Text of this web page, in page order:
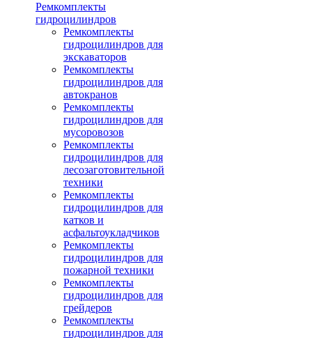
Ремкомплекты
гидроцилиндров
Ремкомплекты
гидроцилиндров для
экскаваторов
Ремкомплекты
гидроцилиндров для
автокранов
Ремкомплекты
гидроцилиндров для
мусоровозов
Ремкомплекты
гидроцилиндров для
лесозаготовительной
техники
Ремкомплекты
гидроцилиндров для
катков и
асфальтоукладчиков
Ремкомплекты
гидроцилиндров для
пожарной техники
Ремкомплекты
гидроцилиндров для
грейдеров
Ремкомплекты
гидроцилиндров для